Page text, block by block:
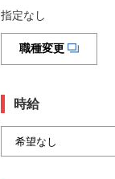
指定なし
職種変更
時給